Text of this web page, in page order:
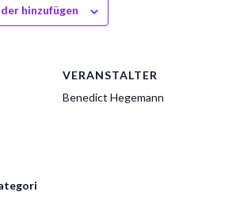
hinzufügen
VERANSTALTER
Benedict Hegemann